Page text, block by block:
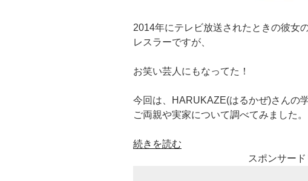
2014年にテレビ放送されたときの彼女
レスラーですが、
お笑い芸人にもなってた！
今回は、HARUKAZE(はるかぜ)さんの
ご両親や実家について調べてみました
“芸
続きを読む
スポンサード